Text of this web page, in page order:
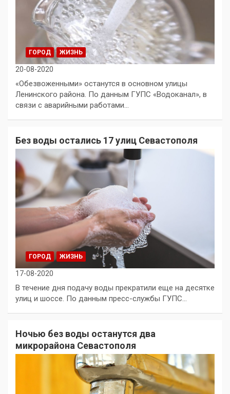
ГОРОД ЖИЗНЬ
20-08-2020
«Обезвоженными» останутся в основном улицы
Ленинского района. По данным ГУПС «Водоканал», в
связи с аварийными работами…
Без воды остались 17 улиц Севастополя
ГОРОД ЖИЗНЬ
17-08-2020
В течение дня подачу воды прекратили еще на десятке
улиц и шоссе. По данным пресс-службы ГУПС…
Ночью без воды останутся два
микрорайона Севастополя